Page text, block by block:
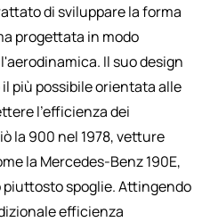
di sviluppare la forma
progettata in modo
Il suo design
più possibile orientata alle
l'efficienza dei
la 900 nel 1978, vetture
la Mercedes-Benz 190E,
piuttosto spoglie. Attingendo
efficienza